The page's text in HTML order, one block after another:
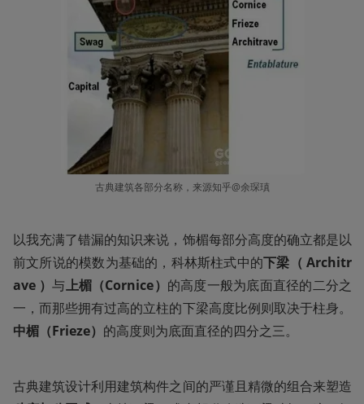
古典建筑各部分名称，来源知乎@余琛瑱
以我充满了错漏的知识来说，饰楣每部分高度的确立都是以
前文所说的模数为基础的，科林斯柱式中的下梁（ Architr
ave ）与上楣（Cornice） 的高度一般为底面直径的二分之
一，而那些拥有过高的立柱的下梁高度比例则取决于柱身。
中楣（Frieze） 的高度则为底面直径的四分之三。
古典建筑设计利用建筑构件之间的严谨且精微的组合来塑造